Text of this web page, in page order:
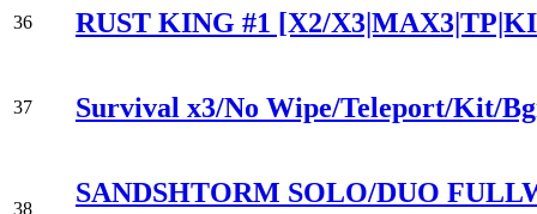
36 RUST KING #1 [X2/
37 Survival x3/No Wipe/Teleport/Kit/
38
SANDSHTORM SOLO/DUO